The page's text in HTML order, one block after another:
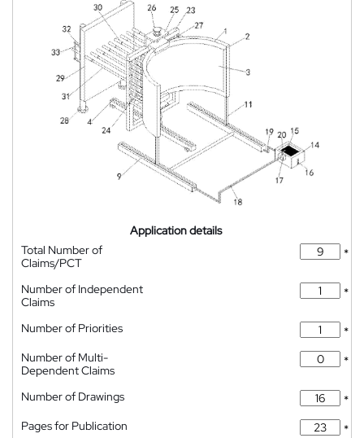
Application details
Total Number of
Claims/PCT
*
Number of Independent
Claims
*
Number of Priorities
*
Number of Multi-
Dependent Claims
*
Number of Drawings
*
Pages for Publication
*